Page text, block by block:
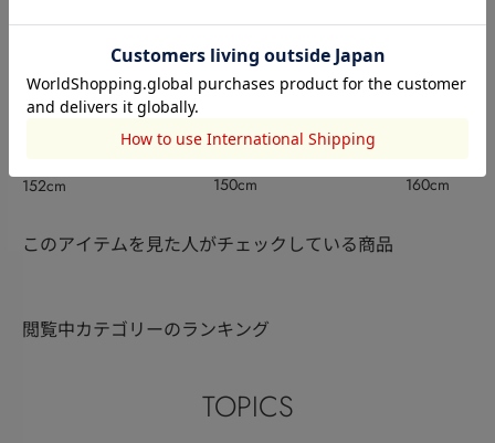
152cm
SLY
150cm
160cm
このアイテムを見た人がチェックしている商品
閲覧中カテゴリーのランキング
TOPICS